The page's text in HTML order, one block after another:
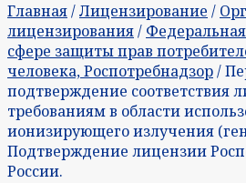
Главная/Лицензирование /
лицензирования/
сфере защиты прав
человека, Роспотребнадзор/
подтверждение соответствия
требованиям в области
ионизирующего излучения
Подтверждение лицензии
России.